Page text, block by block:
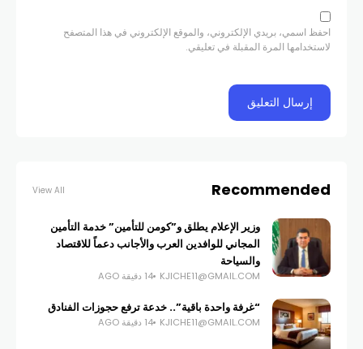
احفظ اسمي، بريدي الإلكتروني، والموقع الإلكتروني في هذا المتصفح
لاستخدامها المرة المقبلة في تعليقي.
Recommended
View All
وزير الإعلام يطلق و”كومن للتأمين” خدمة التأمين
المجاني للوافدين العرب والأجانب دعماً للاقتصاد
والسياحة
KJICHE11@GMAIL.COM 14 دقيقة AGO
“غرفة واحدة باقية”.. خدعة ترفع حجوزات الفنادق
KJICHE11@GMAIL.COM 14 دقيقة AGO